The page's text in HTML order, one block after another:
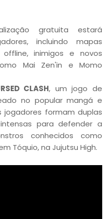
gratuita estará
incluindo mapas
inimigos e novos
Mai Zen'in e Momo
CLASH, um jogo de
no popular mangá e
jogadores formam duplas
para defender a
conhecidos como
Tóquio, na Jujutsu High.